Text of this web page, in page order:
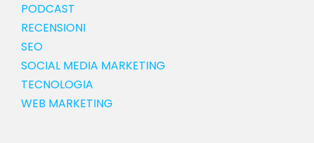
PODCAST
RECENSIONI
SEO
SOCIAL MEDIA MARKETING
TECNOLOGIA
WEB MARKETING